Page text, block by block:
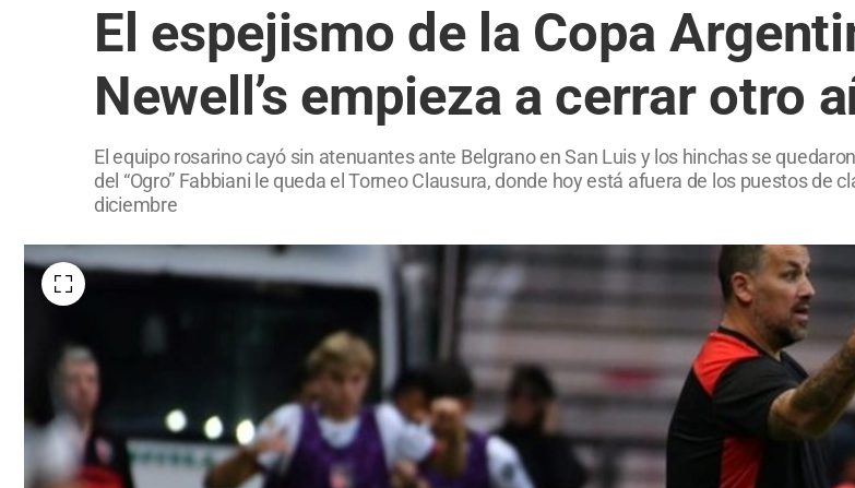
El espejismo de la Copa
Newell’s empieza a cerrar otro
El equipo rosarino cayó sin atenuantes ante Belgrano en San Luis y los hinchas se
del “Ogro” Fabbiani le queda el Torneo Clausura, donde hoy está afuera de los puestos de
diciembre